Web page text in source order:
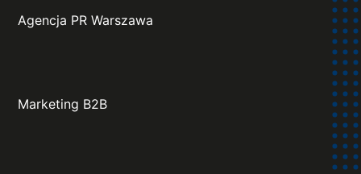
Agencja PR Warszawa
Marketing B2B